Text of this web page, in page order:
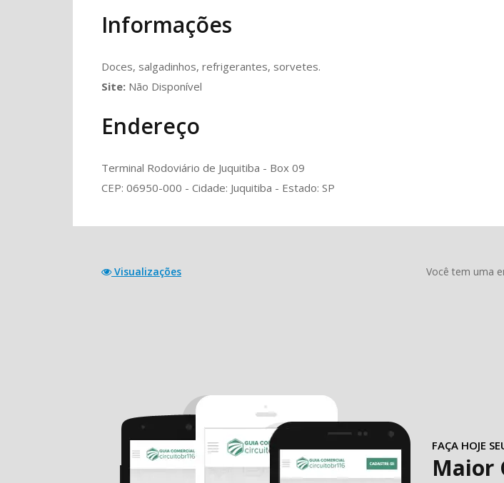
Informações
Doces, salgadinhos, refrigerantes, sorvetes.
Site: Não Disponível
Endereço
Terminal Rodoviário de Juquitiba - Box 09
CEP: 06950-000 - Cidade: Juquitiba - Estado: SP
Visualizações Você tem uma
FAÇA HOJE
Maior